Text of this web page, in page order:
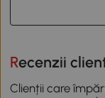
Recenzii
Clienții care